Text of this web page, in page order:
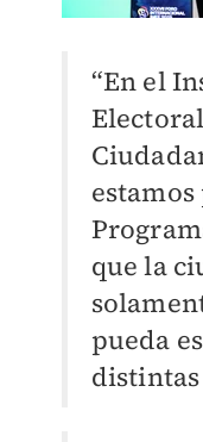
“En el
que la
pueda
distintas